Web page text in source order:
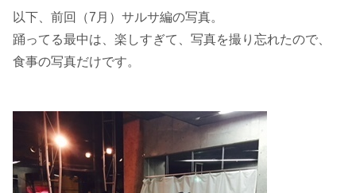
以下、前回（7月）サルサ編の写真。
踊ってる最中は、楽しすぎて、写真を撮り忘れたので、
食事の写真だけです。